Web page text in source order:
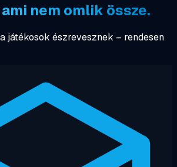
ami nem omlik össze.
játékosok észrevesznek – rendesen